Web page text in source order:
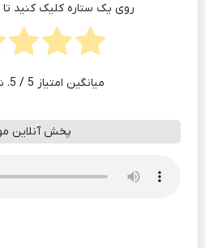
روی یک ستاره کلیک کنید تا
میانگین امتیاز 5 / 5. شمارش آرا:
پخش آنلاین